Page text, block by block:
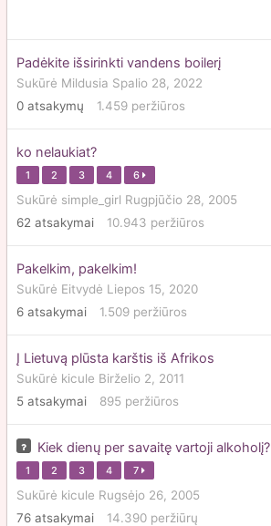
Padėkite išsirinkti vandens boilerį
Sukūrė Mildusia Spalio 28, 2022
0 atsakymų 1.459 peržiūros
ko nelaukiat?
1 2 3 4 6
Sukūrė simple_girl Rugpjūčio 28, 2005
62 atsakymai 10.943 peržiūros
Pakelkim, pakelkim!
Sukūrė Eitvydė Liepos 15, 2020
6 atsakymai 1.509 peržiūros
Į Lietuvą plūsta karštis iš Afrikos
Sukūrė kicule Birželio 2, 2011
5 atsakymai 895 peržiūros
Kiek dienų per savaitę vartoji alkoholį?
1 2 3 4 7
Sukūrė kicule Rugsėjo 26, 2005
76 atsakymai 14.390 peržiūrų